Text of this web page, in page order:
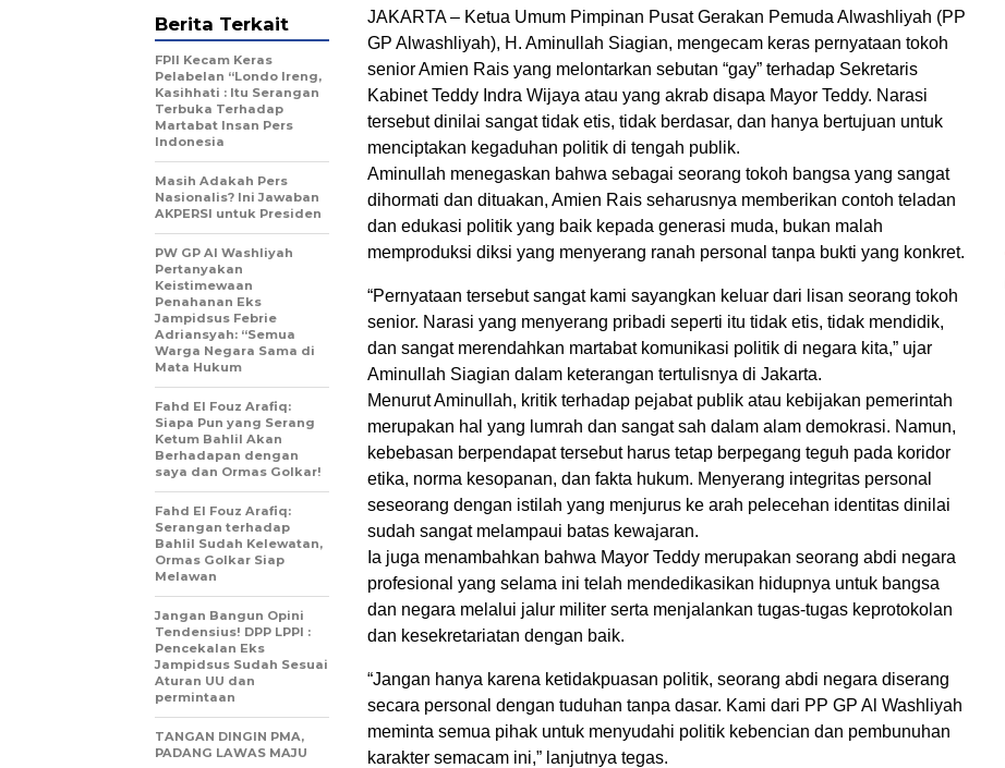
JAKARTA – Ketua Umum Pimpinan Pusat Gerakan Pemuda Alwashliyah (PP
GP Alwashliyah), H. Aminullah Siagian, mengecam keras pernyataan tokoh
senior Amien Rais yang melontarkan sebutan “gay” terhadap Sekretaris
Kabinet Teddy Indra Wijaya atau yang akrab disapa Mayor Teddy. Narasi
tersebut dinilai sangat tidak etis, tidak berdasar, dan hanya bertujuan untuk
menciptakan kegaduhan politik di tengah publik.
Aminullah menegaskan bahwa sebagai seorang tokoh bangsa yang sangat
dihormati dan dituakan, Amien Rais seharusnya memberikan contoh teladan
dan edukasi politik yang baik kepada generasi muda, bukan malah
memproduksi diksi yang menyerang ranah personal tanpa bukti yang konkret.
“Pernyataan tersebut sangat kami sayangkan keluar dari lisan seorang tokoh
senior. Narasi yang menyerang pribadi seperti itu tidak etis, tidak mendidik,
dan sangat merendahkan martabat komunikasi politik di negara kita,” ujar
Aminullah Siagian dalam keterangan tertulisnya di Jakarta.
Menurut Aminullah, kritik terhadap pejabat publik atau kebijakan pemerintah
merupakan hal yang lumrah dan sangat sah dalam alam demokrasi. Namun,
kebebasan berpendapat tersebut harus tetap berpegang teguh pada koridor
etika, norma kesopanan, dan fakta hukum. Menyerang integritas personal
seseorang dengan istilah yang menjurus ke arah pelecehan identitas dinilai
sudah sangat melampaui batas kewajaran.
Ia juga menambahkan bahwa Mayor Teddy merupakan seorang abdi negara
profesional yang selama ini telah mendedikasikan hidupnya untuk bangsa
dan negara melalui jalur militer serta menjalankan tugas-tugas keprotokolan
dan kesekretariatan dengan baik.
“Jangan hanya karena ketidakpuasan politik, seorang abdi negara diserang
secara personal dengan tuduhan tanpa dasar. Kami dari PP GP Al Washliyah
meminta semua pihak untuk menyudahi politik kebencian dan pembunuhan
karakter semacam ini,” lanjutnya tegas.
Berita Terkait
FPII Kecam Keras
Pelabelan “Londo Ireng,
Kasihhati : Itu Serangan
Terbuka Terhadap
Martabat Insan Pers
Indonesia
Masih Adakah Pers
Nasionalis? Ini Jawaban
AKPERSI untuk Presiden
PW GP Al Washliyah
Pertanyakan
Keistimewaan
Penahanan Eks
Jampidsus Febrie
Adriansyah: “Semua
Warga Negara Sama di
Mata Hukum
Fahd El Fouz Arafiq:
Siapa Pun yang Serang
Ketum Bahlil Akan
Berhadapan dengan
saya dan Ormas Golkar!
Fahd El Fouz Arafiq:
Serangan terhadap
Bahlil Sudah Kelewatan,
Ormas Golkar Siap
Melawan
Jangan Bangun Opini
Tendensius! DPP LPPI :
Pencekalan Eks
Jampidsus Sudah Sesuai
Aturan UU dan
permintaan
TANGAN DINGIN PMA,
PADANG LAWAS MAJU